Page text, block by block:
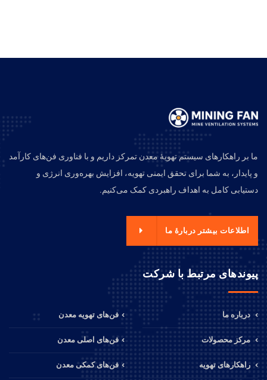
ما بر راهکارهای سیستم تهویهٔ معدن تمرکز داریم و با فناوری فن‌های کارآمد
و پایدار، به شما برای تحقق ایمنی تهویه، افزایش بهره‌وری انرژی و
دستیابی کامل به اهداف راهبردی کمک می‌کنیم.
اطلاعات بیشتر دربارهٔ ما
پیوندهای مرتبط با شرکت
درباره ما
مرکز محصولات
راهکارهای تهویه
فن‌های تهویه معدن
فن‌های اصلی معدن
فن‌های کمکی معدن